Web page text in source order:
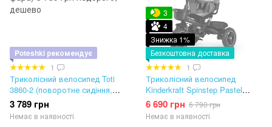
Poteshki рекомендує
1
Триколісний велосипед Toti
3860-2 (поворотне сидіння,
складне кермо, музична фара)
3 789 грн
Немає в наявності
3
4
Знижка 1%
Безкоштовна доставка
1
Триколісний велосипед
Kinderkraft Spinstep Pastel
Green
6 690 грн 6 790 грн
Немає в наявності